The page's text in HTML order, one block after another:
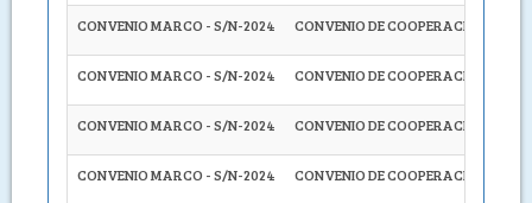
CONVENIO MARCO - S/N-2024 CONVENIO DE COOPERACIÓN
CONVENIO MARCO - S/N-2024 CONVENIO DE COOPERACIÓN
CONVENIO MARCO - S/N-2024 CONVENIO DE COOPERACIÓN
CONVENIO MARCO - S/N-2024 CONVENIO DE COOPERACIÓN